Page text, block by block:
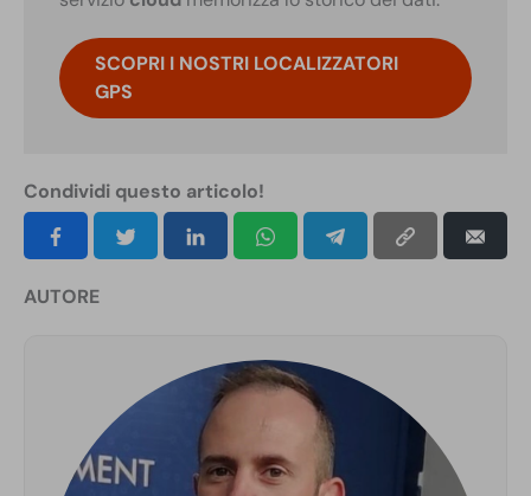
SCOPRI I NOSTRI LOCALIZZATORI
GPS
Condividi questo articolo!
AUTORE